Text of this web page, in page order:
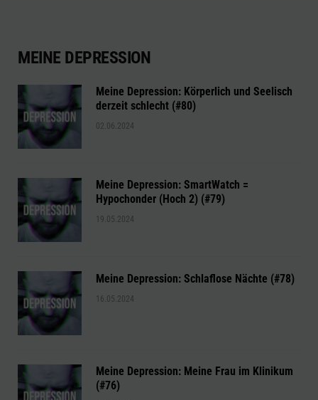
MEINE DEPRESSION
Meine Depression: Körperlich und Seelisch
derzeit schlecht (#80)
02.06.2024
Meine Depression: SmartWatch =
Hypochonder (Hoch 2) (#79)
19.05.2024
Meine Depression: Schlaflose Nächte (#78)
16.05.2024
Meine Depression: Meine Frau im Klinikum
(#76)